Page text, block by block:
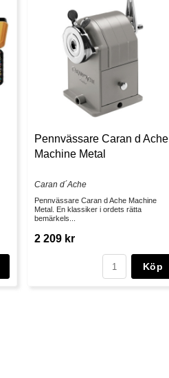
Pennvässare Caran d Ache
Machine Metal
Caran d´Ache
Pennvässare Caran d Ache Machine
Metal. En klassiker i ordets rätta
bemärkels...
2 209 kr
Köp